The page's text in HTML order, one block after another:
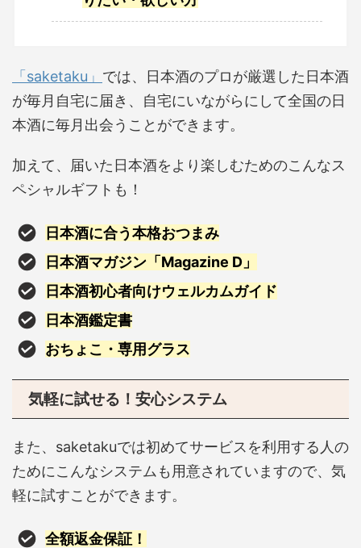
「saketaku」 では、日本酒のプロが厳選した日本酒
が毎月自宅に届き、自宅にいながらにして全国の日
本酒に毎月出会うことができます。
加えて、届いた日本酒をより楽しむためのこんなス
ペシャルギフトも！
日本酒に合う本格おつまみ
日本酒マガジン「Magazine D」
日本酒初心者向けウェルカムガイド
日本酒鑑定書
おちょこ・専用グラス
気軽に試せる！安心システム
また、saketakuでは初めてサービスを利用する人の
ためにこんなシステムも用意されていますので、気
軽に試すことができます。
全額返金保証！